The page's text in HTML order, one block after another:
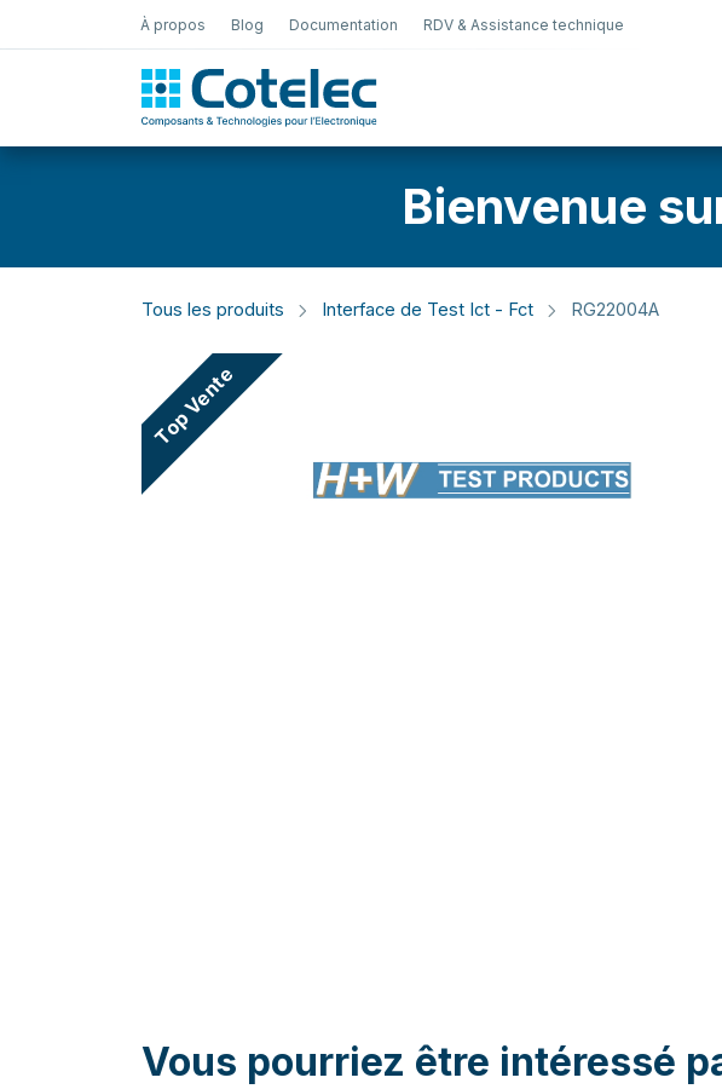
À propos Blog Documentation RDV & Assistance technique
Bienvenue
Tous les produits Interface de Test Ict - Fct RG22004A
Top Vente
Vous pourriez être intéressé